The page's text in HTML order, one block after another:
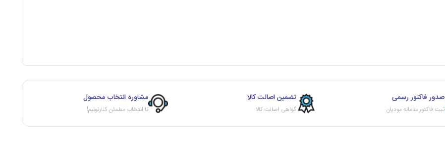
صدور فاکتور رسمی
ثبت فاکتور سامانه مودیان
تضمین اصالت کالا
گواهی اصالت کالا
مشاوره انتخاب محصول
تا انتخاب مطمئن کنارتونیم!